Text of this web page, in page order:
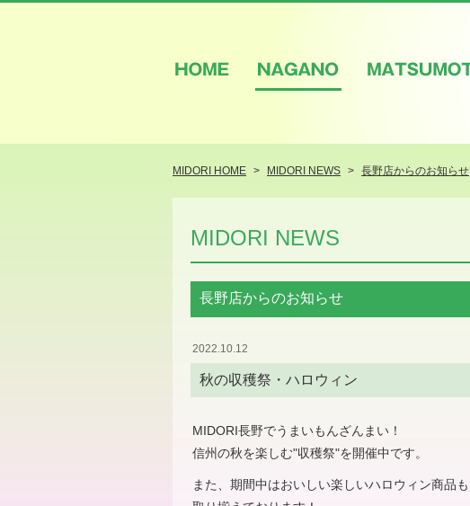
MIDORI HOME MIDORI NEWS 長野店からのお知らせ
MIDORI NEWS
長野店からのお知らせ
2022.10.12
秋の収穫祭・ハロウィン
MIDORI長野でうまいもんざんまい！
信州の秋を楽しむ"収穫祭"を開催中です。
また、期間中はおいしい楽しいハロウィン商品も